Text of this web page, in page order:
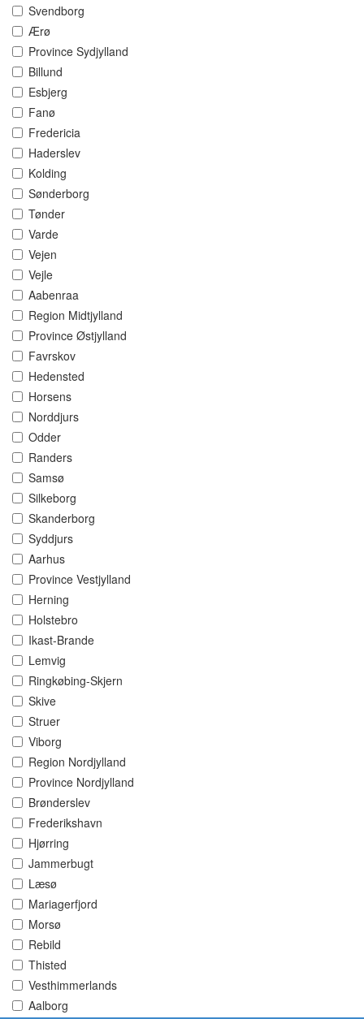
Svendborg
Ærø
Province Sydjylland
Billund
Esbjerg
Fanø
Fredericia
Haderslev
Kolding
Sønderborg
Tønder
Varde
Vejen
Vejle
Aabenraa
Region Midtjylland
Province Østjylland
Favrskov
Hedensted
Horsens
Norddjurs
Odder
Randers
Samsø
Silkeborg
Skanderborg
Syddjurs
Aarhus
Province Vestjylland
Herning
Holstebro
Ikast-Brande
Lemvig
Ringkøbing-Skjern
Skive
Struer
Viborg
Region Nordjylland
Province Nordjylland
Brønderslev
Frederikshavn
Hjørring
Jammerbugt
Læsø
Mariagerfjord
Morsø
Rebild
Thisted
Vesthimmerlands
Aalborg